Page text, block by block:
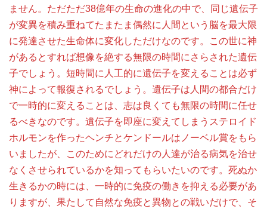
ません。ただただ38億年の生命の進化の中で、同じ遺伝子
が変異を積み重ねてたまたま偶然に人間という脳を最大限
に発達させた生命体に変化しただけなのです。この世に神
があるとすれば想像を絶する無限の時間にさらされた遺伝
子でしょう。短時間に人工的に遺伝子を変えることは必ず
神によって報復されるでしょう。遺伝子は人間の都合だけ
で一時的に変えることは、志は良くても無限の時間に任せ
るべきなのです。遺伝子を即座に変えてしまうステロイド
ホルモンを作ったヘンチとケンドールはノーベル賞をもら
いましたが、このためにどれだけの人達が治る病気を治せ
なくさせられているかを知ってもらいたいのです。死ぬか
生きるかの時には、一時的に免疫の働きを抑える必要があ
りますが、果たして自然な免疫と異物との戦いだけで、そ